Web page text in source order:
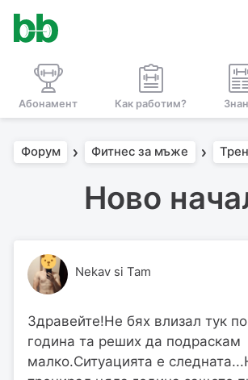
Абонамент Как работим?
Форум Фитнес за мъже
Ново
Nekav si Tam
Здравейте!Не бях влизал тук
година та реших да подраскам
малко.Ситуацията е